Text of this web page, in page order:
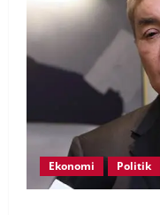
Ekonomi Politik